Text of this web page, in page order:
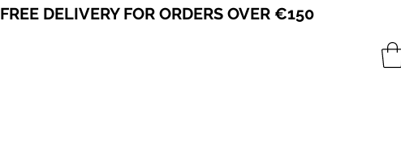
FREE DELIVERY FOR ORDERS OVER €150